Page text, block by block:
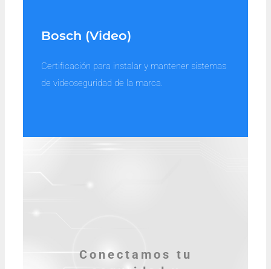
Bosch (Video)
Certificación para instalar y mantener sistemas
de videoseguridad de la marca.
Conectamos tu